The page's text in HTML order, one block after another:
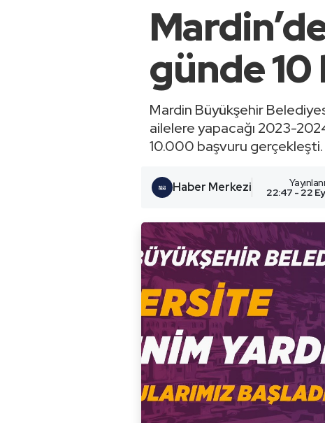
günde
Mardin Büyükşehir
ailelere yapacağı 2023-
10.000 başvuru gerçekleşti.
Haber Merkezi 22:47 - 22